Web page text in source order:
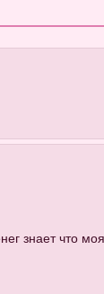
знает что